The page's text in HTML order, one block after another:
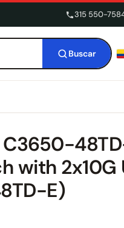
315 550-
Buscar
with
E)